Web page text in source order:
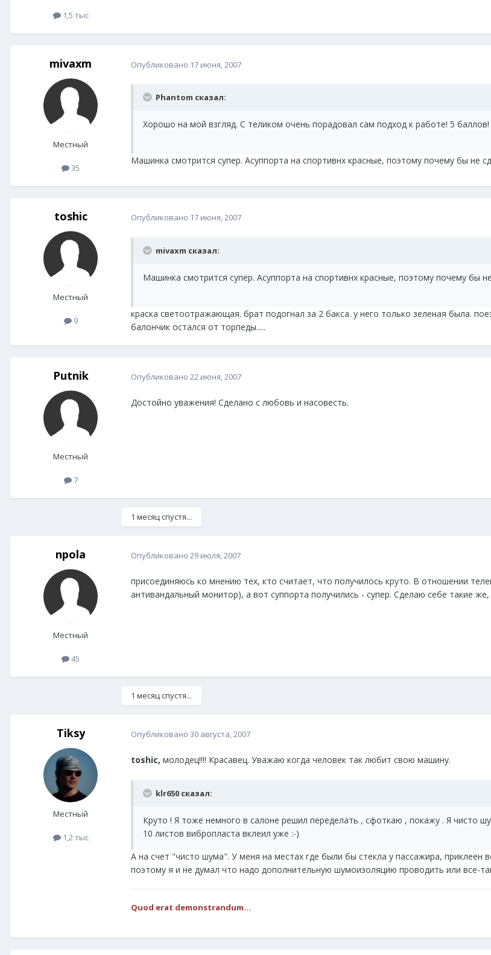
1,5 тыс
mivaxm
Местный
35
Опубликовано 17 июня, 2007
Phantom сказал:
Хорошо на мой взгляд. С теликом очень порадовал сам подход к работе! 5 баллов!
Машинка смотрится супер. Асуппорта на спортивнх красные, поэтому почему бы не
toshic
Местный
9
Опубликовано 17 июня, 2007
mivaxm сказал:
Машинка смотрится супер. Асуппорта на спортивнх красные, поэтому почему бы
краска светоотражающая. брат подогнал за 2 бакса. у него только зеленая была.
балончик остался от торпеды.....
Putnik
Местный
7
Опубликовано 22 июня, 2007
Достойно уважения! Сделано с любовь и насовесть.
1 месяц спустя...
npola
Местный
45
Опубликовано 29 июля, 2007
присоединяюсь ко мнению тех, кто считает, что получилось круто. В отношении
антивандальный монитор), а вот суппорта получились - супер. Сделаю себе такие
1 месяц спустя...
Tiksy
Местный
1,2 тыс
Опубликовано 30 августа, 2007
toshic, молодец!!!! Красавец. Уважаю когда человек так любит свою машину.
klr650 сказал:
Круто ! Я тоже немного в салоне решил переделать , сфоткаю , покажу . Я чисто
10 листов вибропласта вклеил уже :-)
А на счет "чисто шума". У меня на местах где были бы стекла у пассажира,
поэтому я и не думал что надо дополнительную шумоизоляцию проводить или все-
Quod erat demonstrandum...